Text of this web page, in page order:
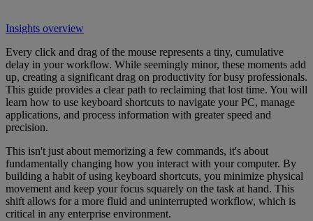
Insights overview
Every click and drag of the mouse represents a tiny, cumulative
delay in your workflow. While seemingly minor, these moments add
up, creating a significant drag on productivity for busy professionals.
This guide provides a clear path to reclaiming that lost time. You will
learn how to use keyboard shortcuts to navigate your PC, manage
applications, and process information with greater speed and
precision.
This isn't just about memorizing a few commands, it's about
fundamentally changing how you interact with your computer. By
building a habit of using keyboard shortcuts, you minimize physical
movement and keep your focus squarely on the task at hand. This
shift allows for a more fluid and uninterrupted workflow, which is
critical in any enterprise environment.